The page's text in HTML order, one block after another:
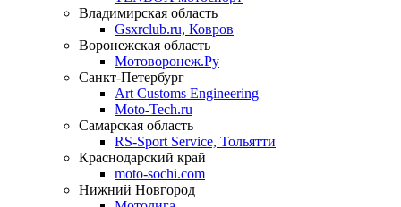
Владимирская область
Gsxrclub.ru, Ковров
Воронежская область
Мотоворонеж.Ру
Санкт-Петербург
Art Customs Engineering
Moto-Tech.ru
Самарская область
RS-Sport Service, Тольятти
Краснодарский край
moto-sochi.com
Нижний Новгород